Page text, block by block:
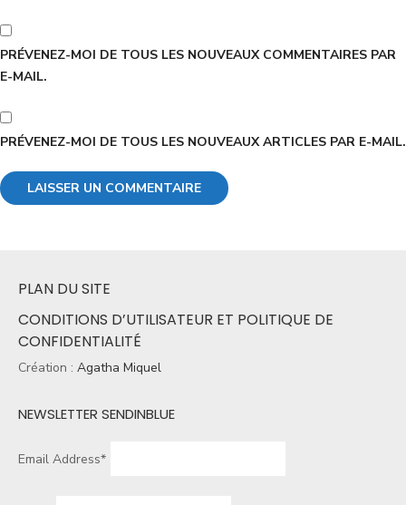
PRÉVENEZ-MOI DE TOUS LES NOUVEAUX COMMENTAIRES PAR
E-MAIL.
PRÉVENEZ-MOI DE TOUS LES NOUVEAUX ARTICLES PAR E-MAIL.
PLAN DU SITE
CONDITIONS D’UTILISATEUR ET POLITIQUE DE
CONFIDENTIALITÉ
Création : Agatha Miquel
NEWSLETTER SENDINBLUE
Email Address*